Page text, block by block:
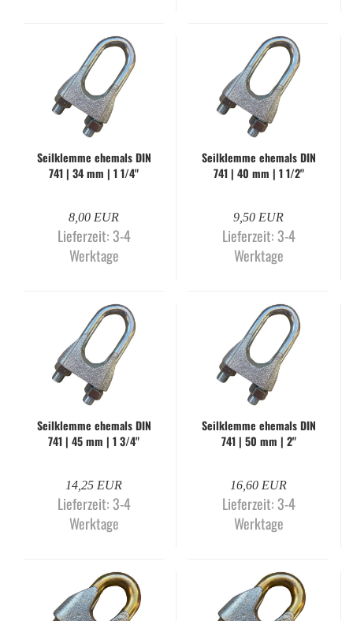
Seil­klem­me ehe­mals DIN
741 | 34 mm | 1 1/4"
8,00 EUR
Lieferzeit:3-4
Werktage
Seil­klem­me ehe­mals DIN
741 | 40 mm | 1 1/2"
9,50 EUR
Lieferzeit:3-4
Werktage
Seil­klem­me ehe­mals DIN
741 | 45 mm | 1 3/4"
14,25 EUR
Lieferzeit:3-4
Werktage
Seil­klem­me ehe­mals DIN
741 | 50 mm | 2"
16,60 EUR
Lieferzeit:3-4
Werktage